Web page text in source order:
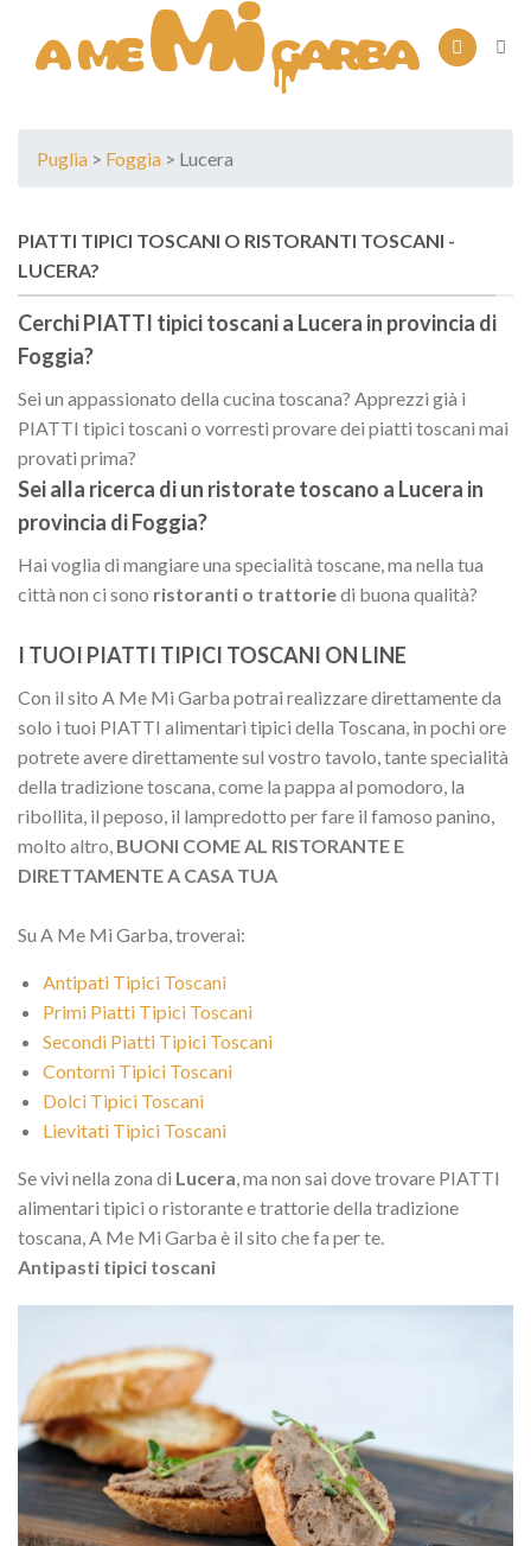
content
Puglia > Foggia > Lucera
PIATTI TIPICI TOSCANI O RISTORANTI TOSCANI -
LUCERA?
Cerchi PIATTI tipici toscani a Lucera in provincia di
Foggia?
Sei un appassionato della cucina toscana? Apprezzi già i
PIATTI tipici toscani o vorresti provare dei piatti toscani mai
provati prima?
Sei alla ricerca di un ristorate toscano a Lucera in
provincia diFoggia?
Hai voglia di mangiare una specialità toscane, ma nella tua
città non ci sono ristoranti o trattoriedi buona qualità?
I TUOI PIATTI TIPICI TOSCANI ON LINE
Con il sito A Me Mi Garba potrai realizzare direttamente da
solo i tuoi PIATTI alimentari tipici della Toscana, in pochi ore
potrete avere direttamente sul vostro tavolo, tante specialità
della tradizione toscana, come la pappa al pomodoro, la
ribollita, il peposo, il lampredotto per fare il famoso panino,
molto altro, BUONI COME AL RISTORANTE E
DIRETTAMENTE A CASA TUA
Su A Me Mi Garba, troverai:
Antipati Tipici Toscani
Primi Piatti Tipici Toscani
Secondi Piatti Tipici Toscani
Contorni Tipici Toscani
Dolci Tipici Toscani
Lievitati Tipici Toscani
Se vivi nella zona di Lucera , ma non sai dove trovare PIATTI
alimentari tipici o ristorante e trattorie della tradizione
toscana, A Me Mi Garba è il sito che fa per te.
Antipasti tipici toscani